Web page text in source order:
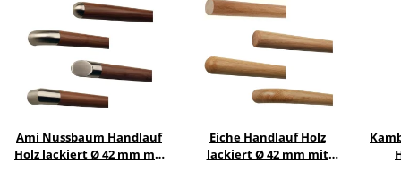
Ami Nussbaum Handlauf
Holz lackiert Ø 42 mm mit
Eiche Handlauf Holz
lackiert Ø 42 mm mit